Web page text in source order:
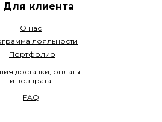
О нас
лояльности
Портфолио
доставки, оплаты
и возврата
FAQ
Для клиента